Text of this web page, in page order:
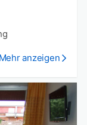
Mehr anzeigen